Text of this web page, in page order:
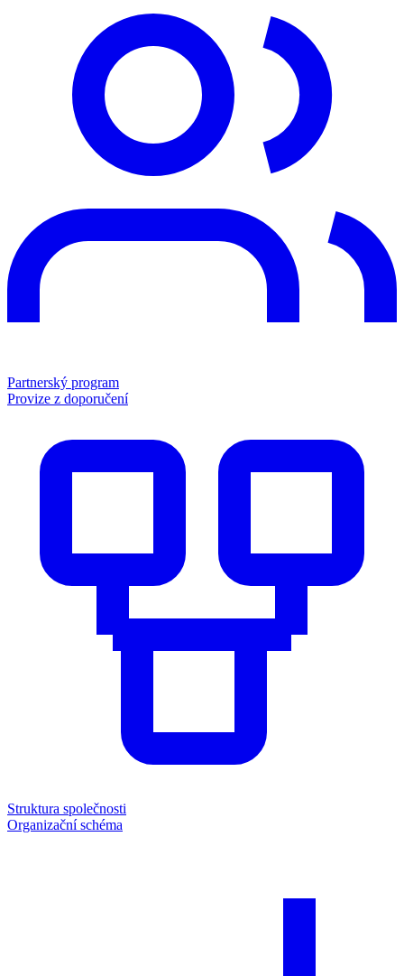
Partnerský program
Provize z doporučení
Struktura společnosti
Organizační schéma